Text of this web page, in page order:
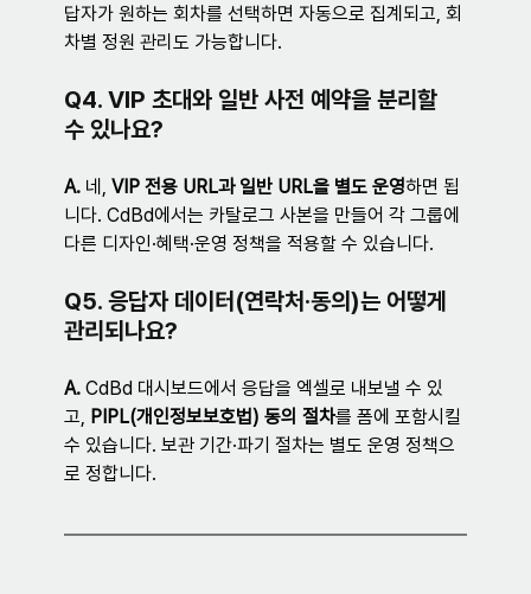
답자가 원하는 회차를 선택하면 자동으로 집계되고, 회
차별 정원 관리도 가능합니다.
Q4. VIP 초대와 일반 사전 예약을 분리할
수 있나요?
A. 네, VIP 전용 URL과 일반 URL을 별도 운영하면 됩
니다. CdBd에서는 카탈로그 사본을 만들어 각 그룹에
다른 디자인·혜택·운영 정책을 적용할 수 있습니다.
Q5. 응답자 데이터(연락처·동의)는 어떻게
관리되나요?
A. CdBd 대시보드에서 응답을 엑셀로 내보낼 수 있
고, PIPL(개인정보보호법) 동의 절차를 폼에 포함시킬
수 있습니다. 보관 기간·파기 절차는 별도 운영 정책으
로 정합니다.